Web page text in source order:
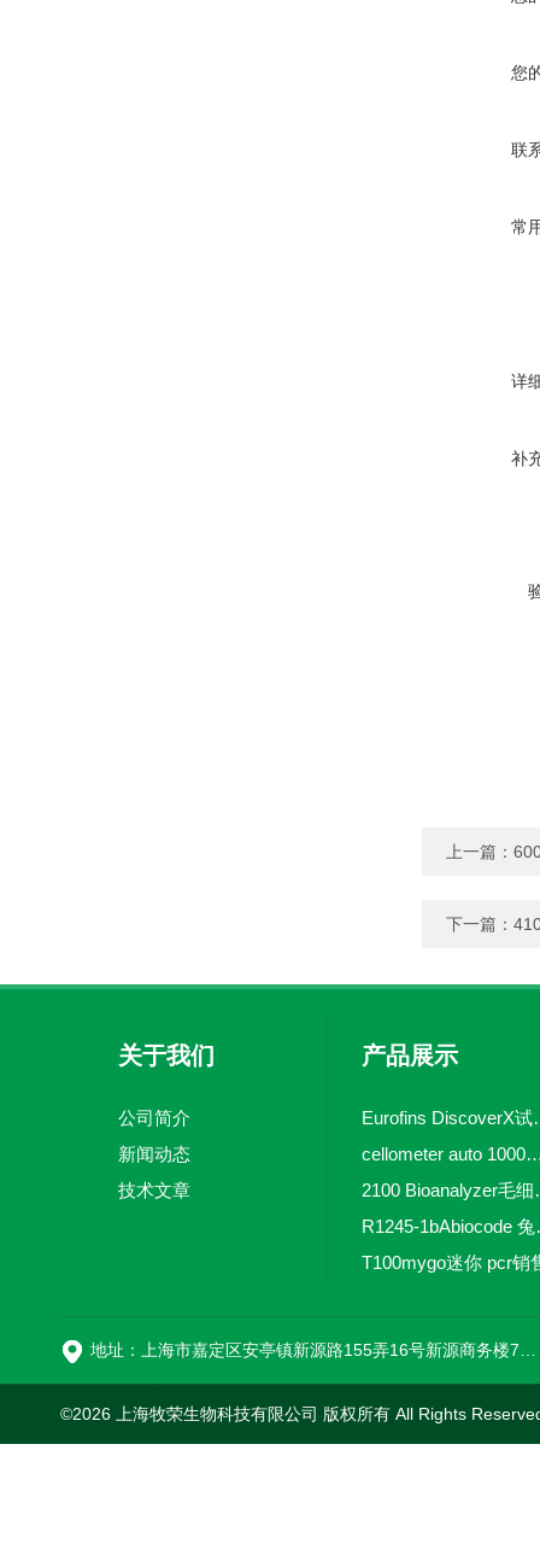
您
联
常
详
补
上一篇：
下一篇：
关于我们
公司简介
新闻动态
技术文章
产品展示
cellometer auto 1000全自
2100
T100mygo迷你 pcr销
©2026 上海牧荣生物科技有限公司 版权所有 All Rights